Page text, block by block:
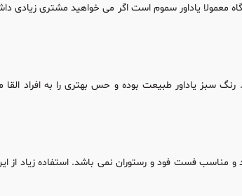
معمولا یاداور سموم است اگر می خواهید مشتری زیادی
سبز یاداور طبیعت بوده و حس بهتری را به افراد
مناسب فست فود و رستوران نمی باشد. استفاده زیاد